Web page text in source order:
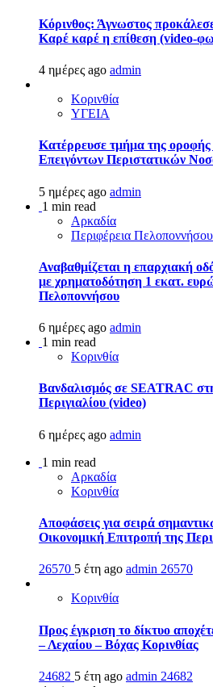
Κόρινθος: Άγνωστος
Καρέ καρέ η επίθεση (video-
4 ημέρες ago admin
Κορινθία
ΥΓΕΙΑ
Kατέρρευσε τμήμα της
Επειγόντων Περιστατικών
5 ημέρες ago admin
1 min read
Αρκαδία
Περιφέρεια Πελοποννήσου
Αναβαθμίζεται η επαρχιακή
με χρηματοδότηση 1 εκατ.
Πελοποννήσου
6 ημέρες ago admin
1 min read
Κορινθία
Βανδαλισμός σε SEATRAC
Περιγιαλίου (video)
6 ημέρες ago admin
1 min read
Αρκαδία
Κορινθία
Αποφάσεις για σειρά
Οικονομική Επιτροπή της
26570 5 έτη ago admin 26570
Κορινθία
Προς έγκριση το δίκτυο
– Λεχαίου – Βόχας Κορινθίας
24682 5 έτη ago admin 24682